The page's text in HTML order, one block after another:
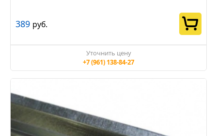
389 руб.
Уточнить цену
+7 (961) 138-84-27